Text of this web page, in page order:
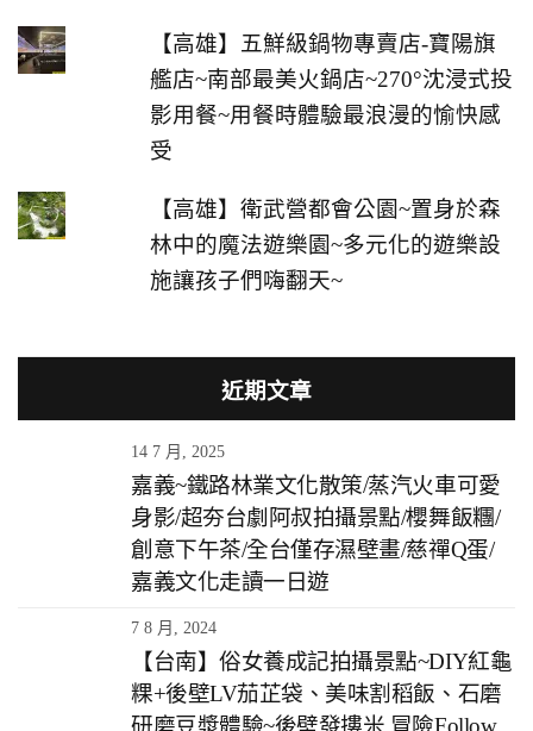
【高雄】五鮮級鍋物專賣店-寶陽旗
艦店~南部最美火鍋店~270°沈浸式投
影用餐~用餐時體驗最浪漫的愉快感
受
【高雄】衛武營都會公園~置身於森
林中的魔法遊樂園~多元化的遊樂設
施讓孩子們嗨翻天~
近期文章
14 7 月, 2025
嘉義~鐵路林業文化散策/蒸汽火車可愛
身影/超夯台劇阿叔拍攝景點/櫻舞飯糰/
創意下午茶/全台僅存濕壁畫/慈禪Q蛋/
嘉義文化走讀一日遊
7 8 月, 2024
【台南】俗女養成記拍攝景點~DIY紅龜
粿+後壁LV茄芷袋、美味割稻飯、石磨
研磨豆漿體驗~後壁發摟米 冒險Follow